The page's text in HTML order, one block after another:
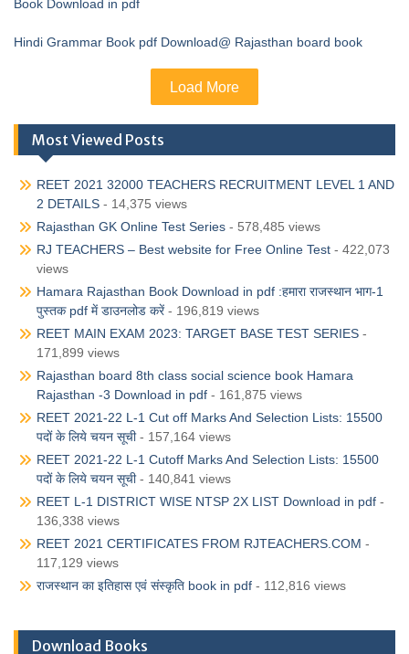
Book Download in pdf
Hindi Grammar Book pdf Download@ Rajasthan board book
Load More
Most Viewed Posts
REET 2021 32000 TEACHERS RECRUITMENT LEVEL 1 AND
2 DETAILS - 14,375 views
Rajasthan GK Online Test Series - 578,485 views
RJ TEACHERS – Best website for Free Online Test - 422,073
views
Hamara Rajasthan Book Download in pdf :हमारा राजस्थान भाग-1
पुस्तक pdf में डाउनलोड करें- 196,819 views
REET MAIN EXAM 2023: TARGET BASE TEST SERIES -
171,899 views
Rajasthan board 8th class social science book Hamara
Rajasthan -3 Download in pdf - 161,875 views
REET 2021-22 L-1 Cut off Marks And Selection Lists: 15500
पदों के लिये चयन सूची- 157,164 views
REET 2021-22 L-1 Cutoff Marks And Selection Lists: 15500
पदों के लिये चयन सूची- 140,841 views
REET L-1 DISTRICT WISE NTSP 2X LIST Download in pdf -
136,338 views
REET 2021 CERTIFICATES FROM RJTEACHERS.COM -
117,129 views
राजस्थान का इतिहास एवं संस्कृति book in pdf - 112,816 views
Download Books